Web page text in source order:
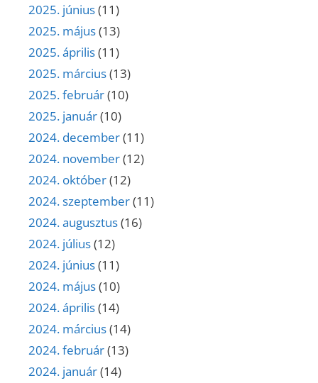
2025. június(11)
2025. május(13)
2025. április(11)
2025. március(13)
2025. február(10)
2025. január(10)
2024. december(11)
2024. november(12)
2024. október(12)
2024. szeptember(11)
2024. augusztus(16)
2024. július(12)
2024. június(11)
2024. május(10)
2024. április(14)
2024. március(14)
2024. február(13)
2024. január(14)